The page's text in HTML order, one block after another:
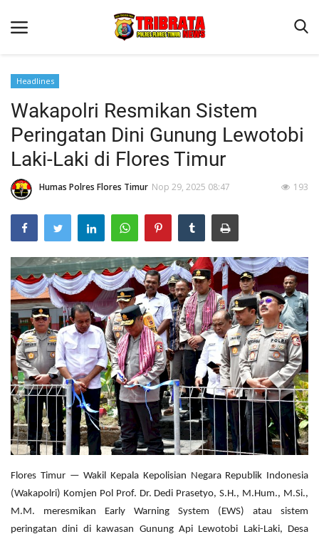
Beranda
Terms & Conditions
Binkam
Reskrim
Lantas
Mitra Polisi
Jurnal Kamtibmas
Giat Ops
Headlines
Wakapolri Resmikan Sistem
Peringatan Dini Gunung Lewotobi
Laki-Laki di Flores Timur
Humas Polres Flores Timur Nop 29, 2025 08:47 193
Flores Timur — Wakil Kepala Kepolisian Negara Republik Indonesia
(Wakapolri) Komjen Pol Prof. Dr. Dedi Prasetyo, S.H., M.Hum., M.Si.,
M.M. meresmikan Early Warning System (EWS) atau sistem
peringatan dini di kawasan Gunung Api Lewotobi Laki-Laki, Desa